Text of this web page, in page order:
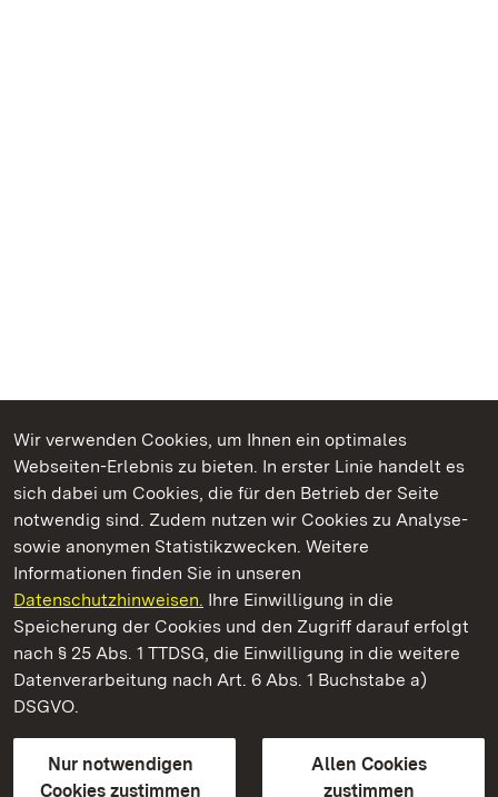
Wir verwenden Cookies, um Ihnen ein optimales
Webseiten-Erlebnis zu bieten. In erster Linie handelt es
sich dabei um Cookies, die für den Betrieb der Seite
notwendig sind. Zudem nutzen wir Cookies zu Analyse-
sowie anonymen Statistikzwecken. Weitere
Informationen finden Sie in unseren
Datenschutzhinweisen. Ihre Einwilligung in die
Speicherung der Cookies und den Zugriff darauf erfolgt
nach § 25 Abs. 1 TTDSG, die Einwilligung in die weitere
Datenverarbeitung nach Art. 6 Abs. 1 Buchstabe a)
DSGVO.
Nur notwendigen
Cookies zustimmen
Allen Cookies
zustimmen
Kommen. Staunen. Genießen.
Schloss Kirchheim
Staatliche Schlösser und Gärten Baden-Württemberg
Kontakt
GebärdenspracheLeichte Sprache
Erklärung zur Barrierefreiheit
BITV-konform (geprüfte Seiten)